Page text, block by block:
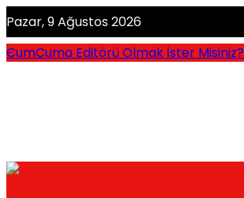
Pazar, 9 Ağustos 2026
CumCuma Editörü Olmak İster Misiniz?